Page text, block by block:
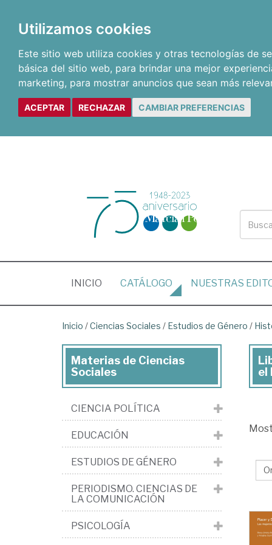
Utilizamos cookies
Este sitio web utiliza cookies y otras tecnologías de
básica del sitio web, para brindar una mejor
marketing, para mostrar anuncios que sean más
ACEPTAR RECHAZAR CAMBIAR PREFERENCIAS
INICIO (CURRENT)
CATÁLOGO NUESTRAS
Inicio /Ciencias Sociales / Estudios de Género /
de
de
>
el
Materias de Ciencias
Sociales
CIENCIA POLÍTICA
EDUCACIÓN
ESTUDIOS DE GÉNERO
PERIODISMO. CIENCIAS DE
LA COMUNICACIÓN
PSICOLOGÍA